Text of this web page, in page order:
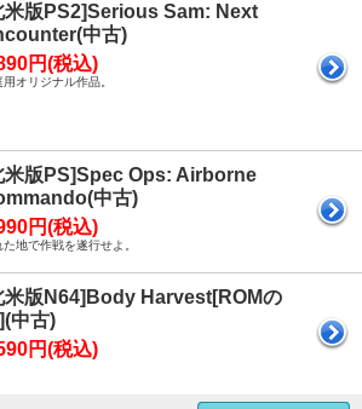
米版PS2]Serious Sam: Next
中古)
円(税込)
用オリジナル作品。
米版PS]Spec Ops: Airborne
中古)
円(税込)
た地で作戦を遂行せよ。
米版N64]Body Harvest[ROMの
中古)
円(税込)